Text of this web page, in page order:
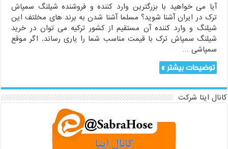
آیا می خواهید با بزرگترین وارد کننده و فروشنده شیلنگ سمپاش
ترک در ایران آشنا شوید؟ مسلما آشنا شدن به برند های مخلتف این
شیلنگ و وارد کننده آن مستقیم از کشور ترکیه می توان در خرید
شیلنگ سمپاش ترک با قیمت مناسب شما را یاری رساند. اگر موقع
سمپاشی …
توضیحات بیشتر »
کانال ایتا شرکت